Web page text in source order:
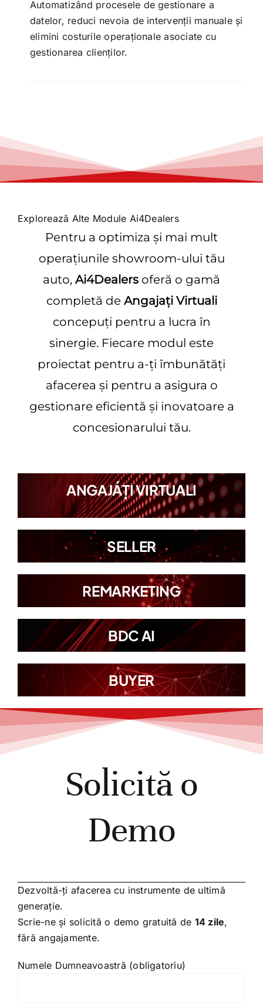
Automatizând procesele de gestionare a
datelor, reduci nevoia de intervenții manuale și
elimini costurile operaționale asociate cu
gestionarea clienților.
Explorează Alte Module Ai4Dealers
Pentru a optimiza și mai mult
operațiunile showroom-ului tău
auto, Ai4Dealers oferă o gamă
completă de Angajați Virtuali
concepuți pentru a lucra în
sinergie. Fiecare modul este
proiectat pentru a-ți îmbunătăți
afacerea și pentru a asigura o
gestionare eficientă și inovatoare a
concesionarului tău.
ANGAJÁȚI VIRTUALI
SELLER
REMARKETING
BDC AI
BUYER
Solicită o
Demo
Dezvoltă-ți afacerea cu instrumente de ultimă
generație.
Scrie-ne și solicită o demo gratuită de 14 zile,
fără angajamente.
Numele Dumneavoastră (obligatoriu)